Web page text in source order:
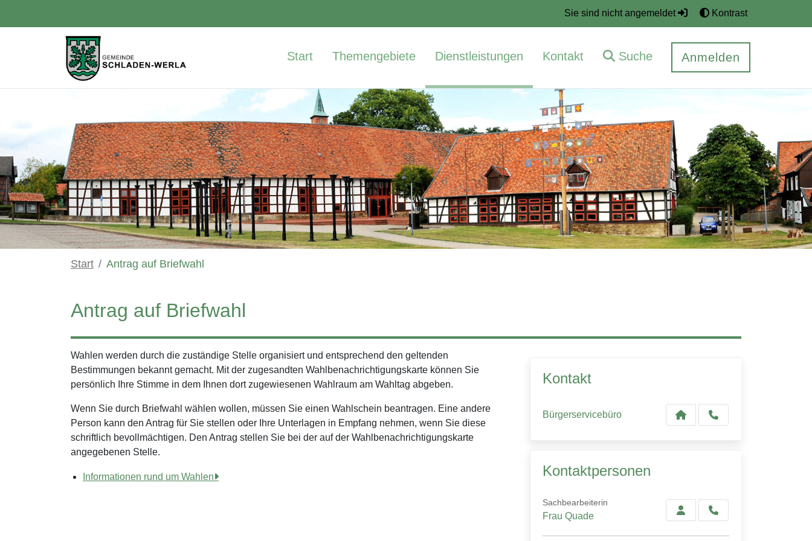
Sie sind nicht angemeldet Kontrast
Start Themengebiete Dienstleistungen Kontakt Suche Anmelden
Start Antrag auf Briefwahl
Antrag auf Briefwahl
Wahlen werden durch die zuständige Stelle organisiert und entsprechend den geltenden
Bestimmungen bekannt gemacht. Mit der zugesandten Wahlbenachrichtigungskarte können Sie
persönlich Ihre Stimme in dem Ihnen dort zugewiesenen Wahlraum am Wahltag abgeben.
Wenn Sie durch Briefwahl wählen wollen, müssen Sie einen Wahlschein beantragen. Eine andere
Person kann den Antrag für Sie stellen oder Ihre Unterlagen in Empfang nehmen, wenn Sie diese
schriftlich bevollmächtigen. Den Antrag stellen Sie bei der auf der Wahlbenachrichtigungskarte
angegebenen Stelle.
Informationen rund um Wahlen
Kontakt
Bürgerservicebüro
Kontaktpersonen
Sachbearbeiterin
Frau Quade